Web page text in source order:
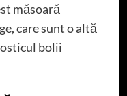
măsoară
care sunt o altă
bolii